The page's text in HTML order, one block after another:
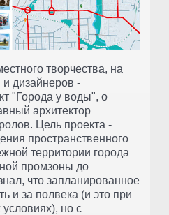
творчества, на
и дизайнеров -
"Города у воды", о
архитектор
Цель проекта -
пространственного
территории города
промзоны до
что запланированное
и за полвека (и это при
но с